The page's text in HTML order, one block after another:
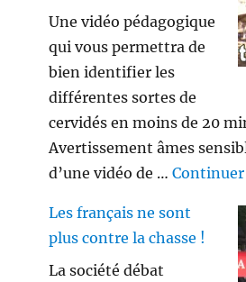
Une vidéo pédagogique
qui vous permettra de
bien identifier les
différentes sortes de
cervidés en moins de 20
Avertissement âmes
d’une vidéo de …
Les français ne sont
plus contre la chasse !
La société débat